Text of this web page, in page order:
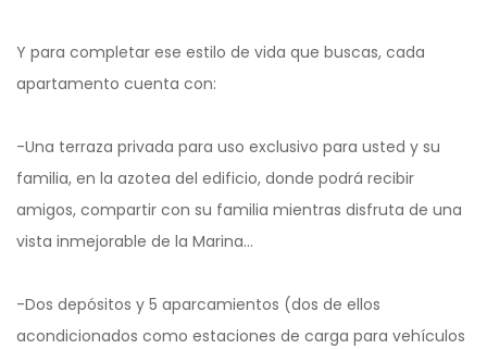
Y para completar ese estilo de vida que buscas, cada
apartamento cuenta con:
-Una terraza privada para uso exclusivo para usted y su
familia, en la azotea del edificio, donde podrá recibir
amigos, compartir con su familia mientras disfruta de una
vista inmejorable de la Marina…
-Dos depósitos y 5 aparcamientos (dos de ellos
acondicionados como estaciones de carga para vehículos